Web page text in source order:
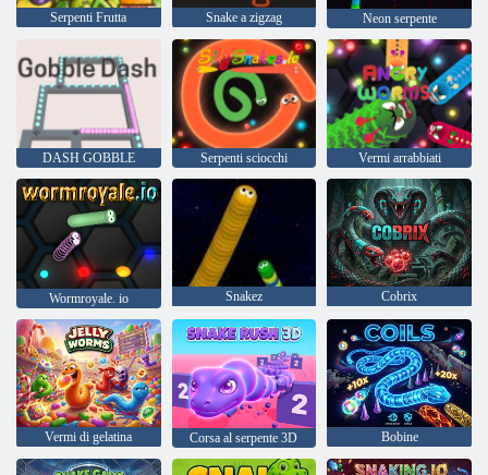
Serpenti Frutta Snake a zigzag Neon serpente
DASH GOBBLE Serpenti sciocchi Vermi arrabbiati
Wormroyale. io Snakez Cobrix
Vermi di gelatina Corsa al serpente 3D Bobine